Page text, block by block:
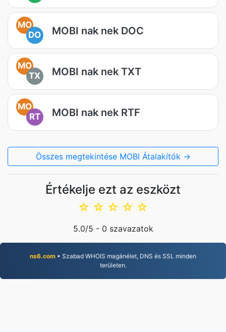
MO
DO
MOBI nak nek DOC
MO
TX
MOBI nak nek TXT
MO
RT
MOBI nak nek RTF
Összes megtekintése MOBI Átalakítók →
Értékelje ezt az eszközt
☆
☆
☆
☆
☆
5.0/5 - 0 szavazatok
ns6.com • Szabad WHOIS magánélet, DNS és SSL minden
területen.